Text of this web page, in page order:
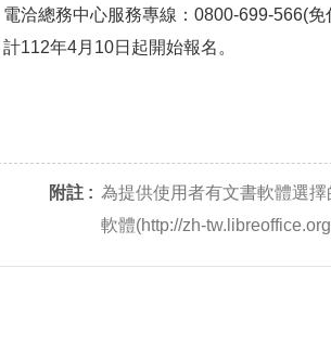
電洽總務中心服務專線：0800-699-566(
計112年4月10日起開始報名。
附註 : 為提供使用者有文書軟體選
軟體(http://zh-